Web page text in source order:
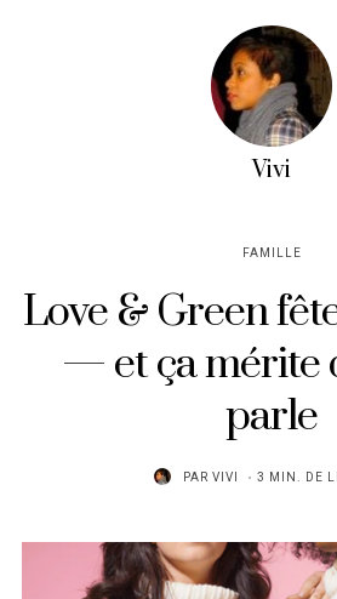
Vivi
FAMILLE
Love & Green
— et ça mérite
parle
PAR VIVI 3 MIN. DE